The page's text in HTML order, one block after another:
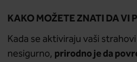
KAKO MOŽETE ZNATI DA VI
Kada se aktiviraju vaši
nesigurno, prirodno je da